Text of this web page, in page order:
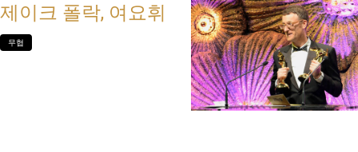
제이크 폴락, 여요휘
무협